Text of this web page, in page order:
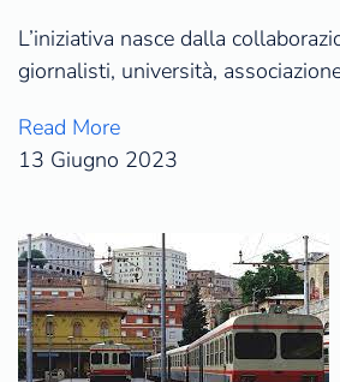
L’iniziativa nasce dalla
giornalisti, università,
Read More
13 Giugno 2023